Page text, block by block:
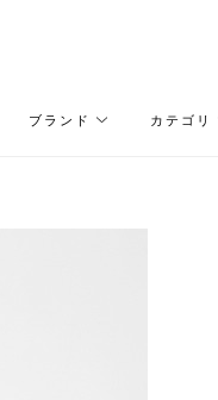
ブランド カテゴリ